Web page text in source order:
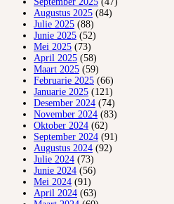
Augustus 2025 (84)
Julie 2025 (88)
Junie 2025 (52)
Mei 2025 (73)
April 2025 (58)
Maart 2025 (59)
Februarie 2025 (66)
Januarie 2025 (121)
Desember 2024 (74)
November 2024 (83)
Oktober 2024 (62)
September 2024 (91)
Augustus 2024 (92)
Julie 2024 (73)
Junie 2024 (56)
Mei 2024 (91)
April 2024 (63)